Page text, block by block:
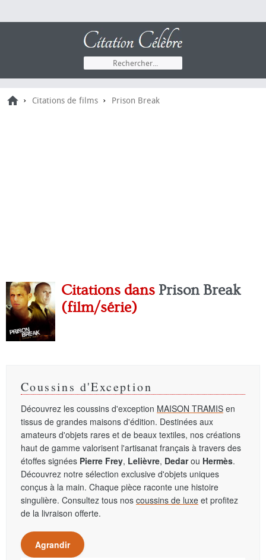
› Citations de films › Prison Break
Citations dans Prison Break
(film/série)
Coussins d'Exception
Découvrez les coussins d'exception MAISON TRAMIS en
tissus de grandes maisons d'édition. Destinées aux
amateurs d'objets rares et de beaux textiles, nos créations
haut de gamme valorisent l'artisanat français à travers des
étoffes signées Pierre Frey, Lelièvre, Dedarou Hermès.
Découvrez notre sélection exclusive d'objets uniques
conçus à la main. Chaque pièce raconte une histoire
singulière. Consultez tous nos coussins de luxe et profitez
de la livraison offerte.
Agrandir